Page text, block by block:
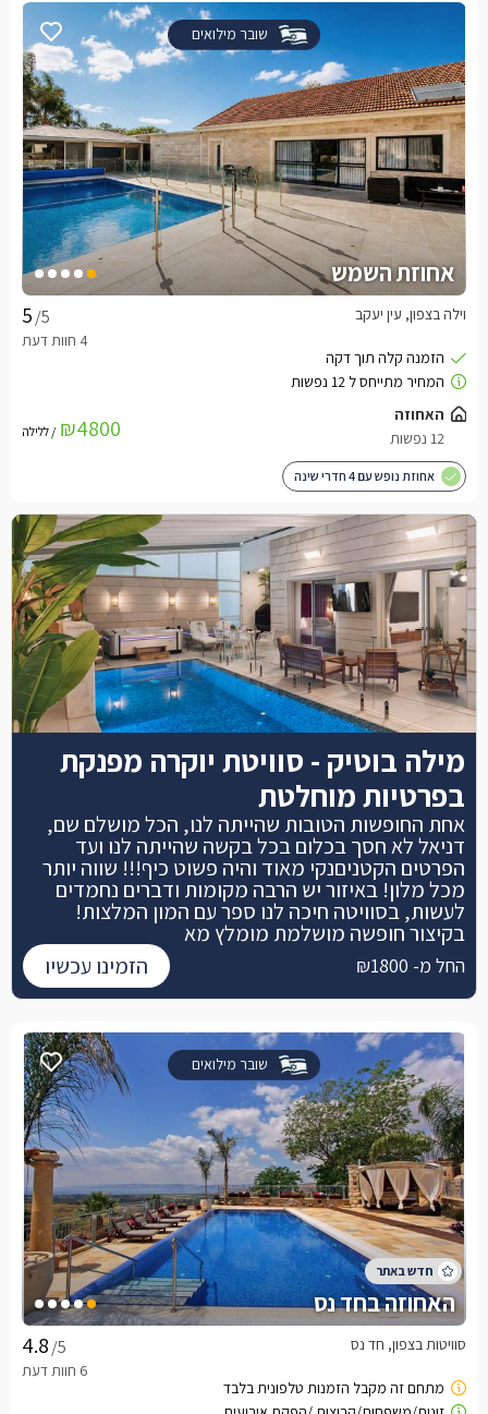
שובר מילואים
אחוזת השמש
/5 וילה בצפון, עין יעקב
האחוזה
12 נפשות
₪4800 / ללילה
אחוזת נופש עם 4 חדרי שינה
שובר מילואים
האחוזה בחד נס
/5 סוויטות בצפון, חד נס
מילה בוטיק - סוויטת יוקרה מפנקת
בפרטיות מוחלטת
אחת החופשות הטובות שהייתה לנו, הכל מושלם שם,
דניאל לא חסך בכלום בכל בקשה שהייתה לנו ועד
הפרטים הקטניםנקי מאוד והיה פשוט כיף!!! שווה יותר
מכל מלון! באיזור יש הרבה מקומות ודברים נחמדים
לעשות, בסוויטה חיכה לנו ספר עם המון המלצות!
בקיצור חופשה מושלמת מומלץ מא
החל מ- ₪1800 הזמינו עכשיו